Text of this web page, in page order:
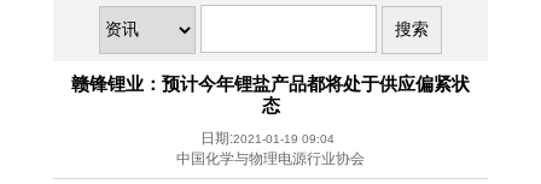
赣锋锂业：预计今年锂盐产品都将处于供应偏紧状
态
日期:2021-01-19 09:04
中国化学与物理电源行业协会